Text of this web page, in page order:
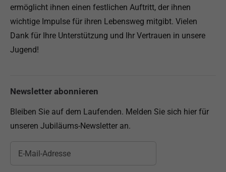
ermöglicht ihnen einen festlichen Auftritt, der ihnen
wichtige Impulse für ihren Lebensweg mitgibt. Vielen
Dank für Ihre Unterstützung und Ihr Vertrauen in unsere
Jugend!
Newsletter abonnieren
Bleiben Sie auf dem Laufenden. Melden Sie sich hier für
unseren Jubiläums-Newsletter an.